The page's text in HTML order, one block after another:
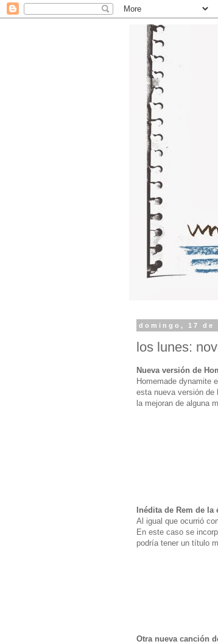
domingo, 17 de
los lunes:
Nueva versión de
Homemade dynamite
esta nueva versión de
la mejoran de alguna
Inédita de Rem de
Al igual que ocurrió
En este caso se
podría tener un título
Otra nueva canción